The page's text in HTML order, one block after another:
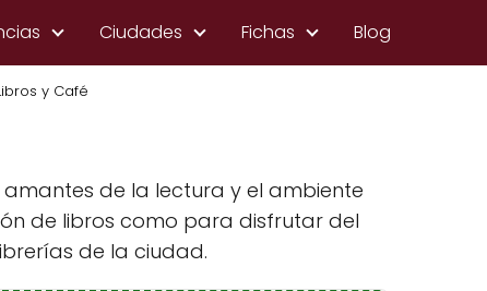
Ciudades Fichas Blog
y Café
de la lectura y el ambiente
de libros como para disfrutar del
de la ciudad.